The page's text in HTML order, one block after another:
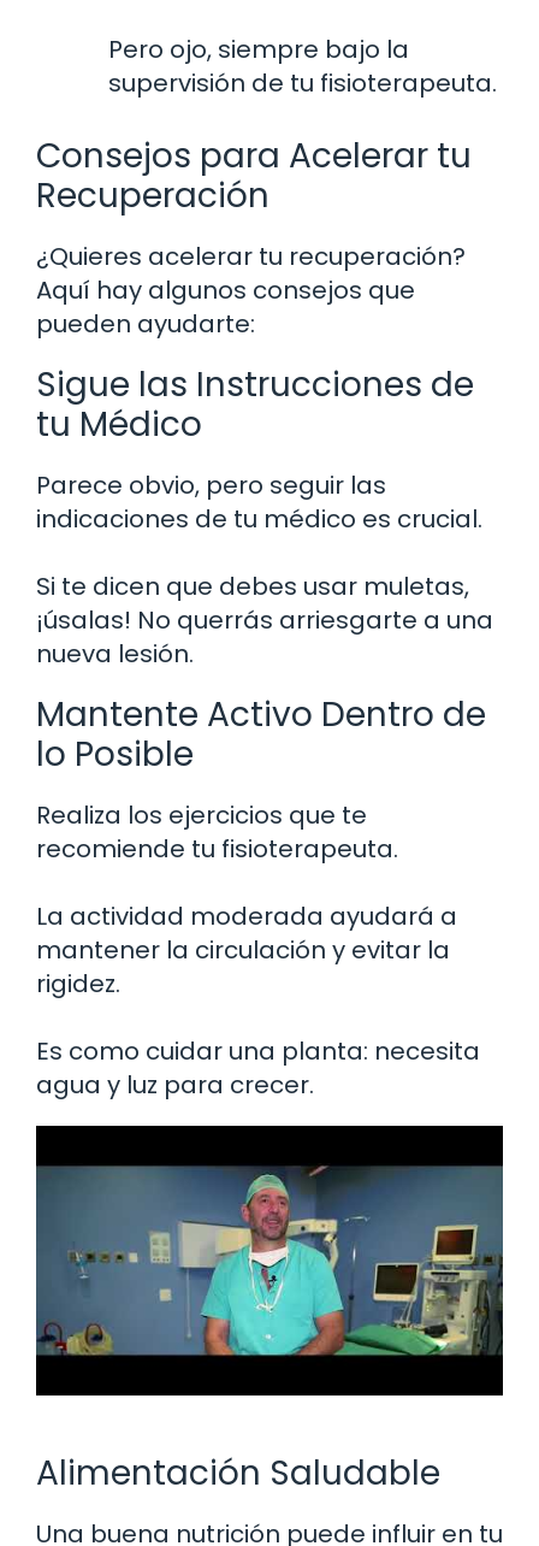
Pero ojo, siempre bajo la
supervisión de tu fisioterapeuta.
Consejos para Acelerar tu
Recuperación
¿Quieres acelerar tu recuperación?
Aquí hay algunos consejos que
pueden ayudarte:
Sigue las Instrucciones de
tu Médico
Parece obvio, pero seguir las
indicaciones de tu médico es crucial.
Si te dicen que debes usar muletas,
¡úsalas! No querrás arriesgarte a una
nueva lesión.
Mantente Activo Dentro de
lo Posible
Realiza los ejercicios que te
recomiende tu fisioterapeuta.
La actividad moderada ayudará a
mantener la circulación y evitar la
rigidez.
Es como cuidar una planta: necesita
agua y luz para crecer.
Alimentación Saludable
Una buena nutrición puede influir en tu